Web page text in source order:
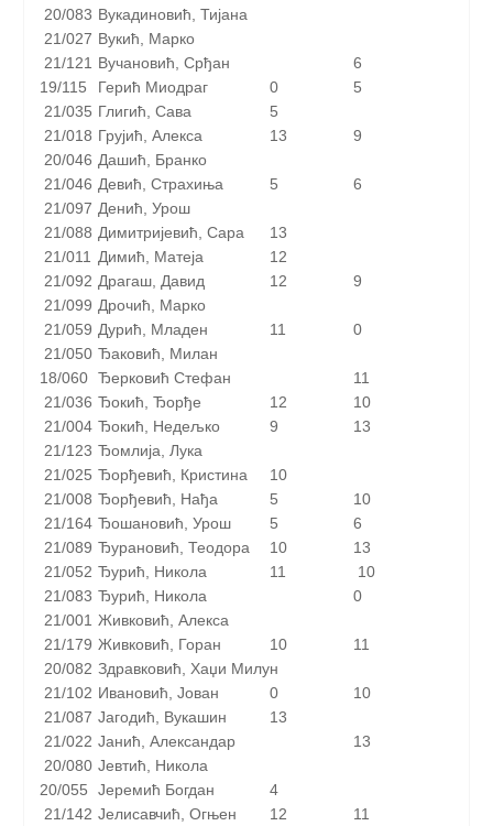
20/083 Вукадиновић, Тијана
21/027 Вукић, Марко
21/121 Вучановић, Срђан
6
19/115
Герић Миодраг 0
5
21/035 Глигић, Сава
5
21/018 Грујић, Алекса 13
9
20/046 Дашић, Бранко
21/046 Девић, Страхиња 5
6
21/097 Денић, Урош
21/088 Димитријевић, Сара
13
21/011
Димић, Матеја
12
21/092 Драгаш, Давид 12
9
21/099 Дрочић, Марко
21/059 Дурић, Младен 11
0
21/050 Ђаковић, Милан
18/060 Ђерковић Стефан
11
21/036 Ђокић, Ђорђе 12
10
21/004 Ђокић, Недељко 9
13
21/123 Ђомлија, Лука
21/025 Ђорђевић, Кристина
10
21/008 Ђорђевић, Нађа 5
10
21/164 Ђошановић, Урош 5
6
21/089 Ђурановић, Теодора 10
13
21/052 Ђурић, Никола 11
10
21/083 Ђурић, Никола
0
21/001 Живковић, Алекса
21/179 Живковић, Горан 10
11
20/082 Здравковић, Хаџи Милун
21/102 Ивановић, Јован 0
10
21/087 Јагодић, Вукашин
13
21/022 Јанић, Александар
13
20/080 Јевтић, Никола
20/055
Јеремић Богдан
4
21/142 Јелисавчић, Огњен 12
11